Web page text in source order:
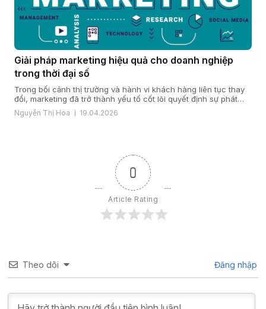
Giải pháp marketing hiệu quả cho doanh nghiệp
trong thời đại số
Trong bối cảnh thị trường và hành vi khách hàng liên tục thay
đổi, marketing đã trở thành yếu tố cốt lõi quyết định sự phát
triển của doanh nghiệp. Một giải pháp marketing hiệu quả nằm
ở cách doanh nghiệp hiểu khách hàng, xây dựng chiến lược
Nguyễn Thị Hoa 19.04.2026
0
Article Rating
Theo dõi Đăng nhập